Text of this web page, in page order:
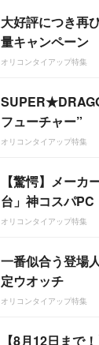
大好評につき再
量キャンペーン
オリコンタイアップ特集
フューチャー”
オリコンタイアップ特集
【驚愕】メーカ
台」神コスパPC
オリコンタイアップ特集
一番似合う登場
定ウオッチ
オリコンタイアップ特集
【8月12日まで